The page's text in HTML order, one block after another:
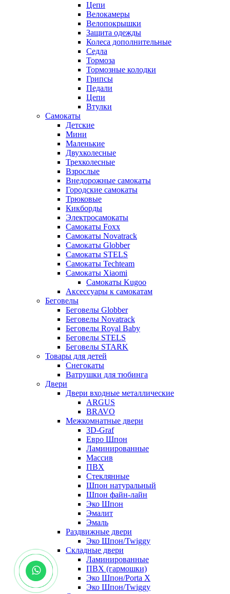
Цепи
Велокамеры
Велопокрышки
Защита одежды
Колеса дополнительные
Седла
Тормоза
Тормозные колодки
Грипсы
Педали
Цепи
Втулки
Самокаты
Детские
Мини
Маленькие
Двухколесные
Трехколесные
Взрослые
Внедорожные самокаты
Городские самокаты
Трюковые
Кикборды
Электросамокаты
Самокаты Foxx
Самокаты Novatrack
Самокаты Globber
Самокаты STELS
Самокаты Techteam
Самокаты Xiaomi
Самокаты Kugoo
Аксессуары к самокатам
Беговелы
Беговелы Globber
Беговелы Novatrack
Беговелы Royal Baby
Беговелы STELS
Беговелы STARK
Товары для детей
Снегокаты
Ватрушки для тюбинга
Двери
Двери входные металлические
ARGUS
BRAVO
Межкомнатные двери
3D-Graf
Евро Шпон
Ламинированные
Массив
ПВХ
Стеклянные
Шпон натуральный
Шпон файн-лайн
Эко Шпон
Эмалит
Эмаль
Раздвижные двери
Эко Шпон/Twiggy
Складные двери
Ламинированные
ПВХ (гармошки)
Эко Шпон/Porta X
Эко Шпон/Twiggy